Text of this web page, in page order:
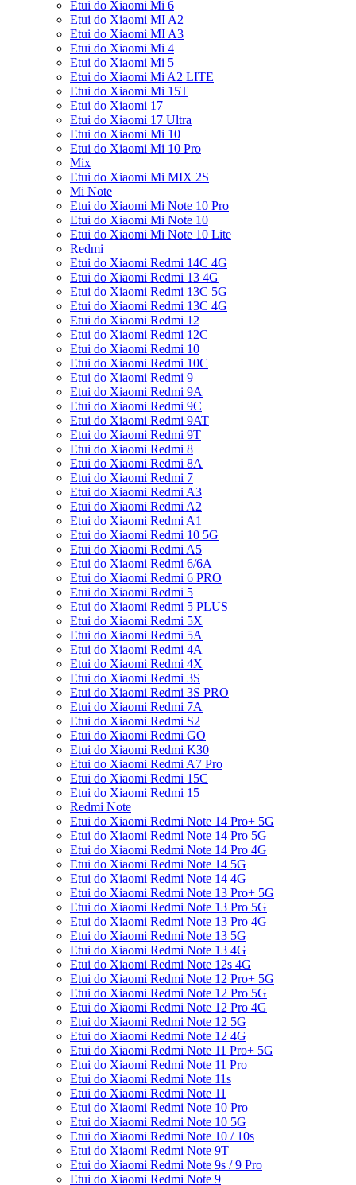
Etui do Xiaomi Mi 6
Etui do Xiaomi MI A2
Etui do Xiaomi MI A3
Etui do Xiaomi Mi 4
Etui do Xiaomi Mi 5
Etui do Xiaomi Mi A2 LITE
Etui do Xiaomi Mi 15T
Etui do Xiaomi 17
Etui do Xiaomi 17 Ultra
Etui do Xiaomi Mi 10
Etui do Xiaomi Mi 10 Pro
Mix
Etui do Xiaomi Mi MIX 2S
Mi Note
Etui do Xiaomi Mi Note 10 Pro
Etui do Xiaomi Mi Note 10
Etui do Xiaomi Mi Note 10 Lite
Redmi
Etui do Xiaomi Redmi 14C 4G
Etui do Xiaomi Redmi 13 4G
Etui do Xiaomi Redmi 13C 5G
Etui do Xiaomi Redmi 13C 4G
Etui do Xiaomi Redmi 12
Etui do Xiaomi Redmi 12C
Etui do Xiaomi Redmi 10
Etui do Xiaomi Redmi 10C
Etui do Xiaomi Redmi 9
Etui do Xiaomi Redmi 9A
Etui do Xiaomi Redmi 9C
Etui do Xiaomi Redmi 9AT
Etui do Xiaomi Redmi 9T
Etui do Xiaomi Redmi 8
Etui do Xiaomi Redmi 8A
Etui do Xiaomi Redmi 7
Etui do Xiaomi Redmi A3
Etui do Xiaomi Redmi A2
Etui do Xiaomi Redmi A1
Etui do Xiaomi Redmi 10 5G
Etui do Xiaomi Redmi A5
Etui do Xiaomi Redmi 6/6A
Etui do Xiaomi Redmi 6 PRO
Etui do Xiaomi Redmi 5
Etui do Xiaomi Redmi 5 PLUS
Etui do Xiaomi Redmi 5X
Etui do Xiaomi Redmi 5A
Etui do Xiaomi Redmi 4A
Etui do Xiaomi Redmi 4X
Etui do Xiaomi Redmi 3S
Etui do Xiaomi Redmi 3S PRO
Etui do Xiaomi Redmi 7A
Etui do Xiaomi Redmi S2
Etui do Xiaomi Redmi GO
Etui do Xiaomi Redmi K30
Etui do Xiaomi Redmi A7 Pro
Etui do Xiaomi Redmi 15C
Etui do Xiaomi Redmi 15
Redmi Note
Etui do Xiaomi Redmi Note 14 Pro+ 5G
Etui do Xiaomi Redmi Note 14 Pro 5G
Etui do Xiaomi Redmi Note 14 Pro 4G
Etui do Xiaomi Redmi Note 14 5G
Etui do Xiaomi Redmi Note 14 4G
Etui do Xiaomi Redmi Note 13 Pro+ 5G
Etui do Xiaomi Redmi Note 13 Pro 5G
Etui do Xiaomi Redmi Note 13 Pro 4G
Etui do Xiaomi Redmi Note 13 5G
Etui do Xiaomi Redmi Note 13 4G
Etui do Xiaomi Redmi Note 12s 4G
Etui do Xiaomi Redmi Note 12 Pro+ 5G
Etui do Xiaomi Redmi Note 12 Pro 5G
Etui do Xiaomi Redmi Note 12 Pro 4G
Etui do Xiaomi Redmi Note 12 5G
Etui do Xiaomi Redmi Note 12 4G
Etui do Xiaomi Redmi Note 11 Pro+ 5G
Etui do Xiaomi Redmi Note 11 Pro
Etui do Xiaomi Redmi Note 11s
Etui do Xiaomi Redmi Note 11
Etui do Xiaomi Redmi Note 10 Pro
Etui do Xiaomi Redmi Note 10 5G
Etui do Xiaomi Redmi Note 10 / 10s
Etui do Xiaomi Redmi Note 9T
Etui do Xiaomi Redmi Note 9s / 9 Pro
Etui do Xiaomi Redmi Note 9